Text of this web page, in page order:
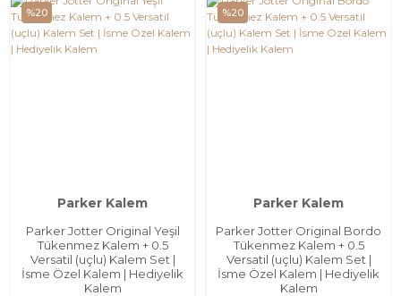
%20
Parker Kalem
Parker Jotter Original Yeşil
Tükenmez Kalem + 0.5
Versatil (uçlu) Kalem Set |
İsme Özel Kalem | Hediyelik
Kalem
%20
Parker Kalem
Parker Jotter Original Bordo
Tükenmez Kalem + 0.5
Versatil (uçlu) Kalem Set |
İsme Özel Kalem | Hediyelik
Kalem